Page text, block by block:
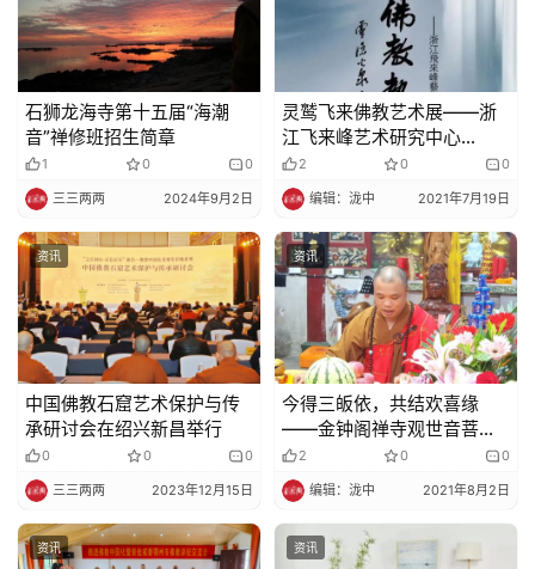
石狮龙海寺第十五届“海潮
音”禅修班招生简章
1 0 0
三三两两 2024年9月2日
灵鹫飞来佛教艺术展——浙
江飞来峰艺术研究中心
（筹）书画作品展
2 0 0
编辑：泷中 2021年7月19日
资讯
中国佛教石窟艺术保护与传
承研讨会在绍兴新昌举行
0 0 0
三三两两 2023年12月15日
资讯
今得三皈依，共结欢喜缘
——金钟阁禅寺观世音菩萨
成道皈依法会功德圆满
2 0 0
编辑：泷中 2021年8月2日
资讯 资讯